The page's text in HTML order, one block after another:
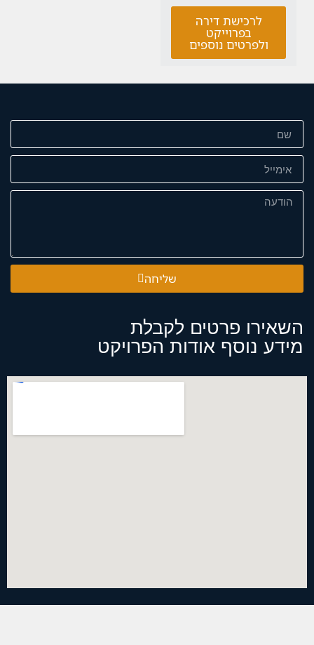
לרכישת דירה
בפרוייקט
ולפרטים נוספים
השאירו פרטים לקבלת
מידע נוסף אודות הפרויקט
שליחה